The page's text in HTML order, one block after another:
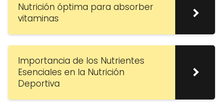
Nutrición óptima para absorber
vitaminas
Importancia de los Nutrientes
Esenciales en la Nutrición
Deportiva